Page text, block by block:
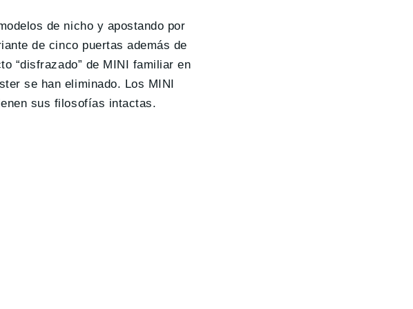
de nicho y apostando por
de cinco puertas además de
“disfrazado” de MINI familiar en
se han eliminado. Los MINI
sus filosofías intactas.